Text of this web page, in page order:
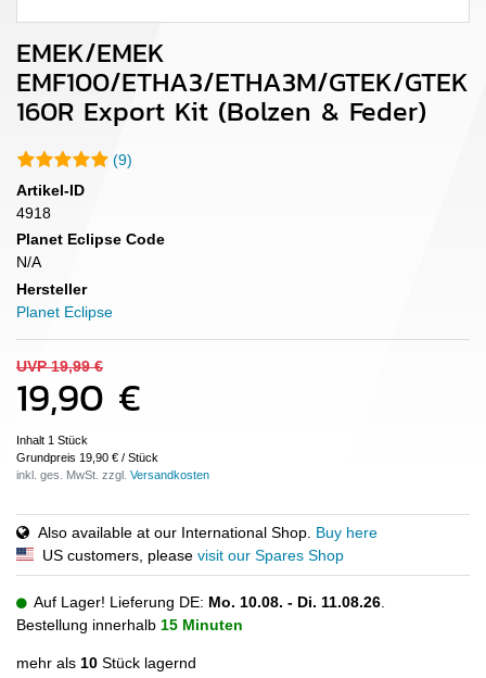
EMEK/EMEK
EMF100/ETHA3/ETHA3M/GTEK/GTEK
160R Export Kit (Bolzen & Feder)
(9)
Artikel-ID
4918
Planet Eclipse Code
N/A
Hersteller
Planet Eclipse
UVP 19,99 €
19,90 €
Inhalt 1 Stück
Grundpreis 19,90 € / Stück
inkl. ges. MwSt. zzgl.
Also available at our International Shop. Buy here
US customers, please visit our Spares Shop
Auf Lager! Lieferung DE: Mo. 10.08. - Di. 11.08.26
Bestellung innerhalb 15 Minuten
mehr als 10 Stück lagernd